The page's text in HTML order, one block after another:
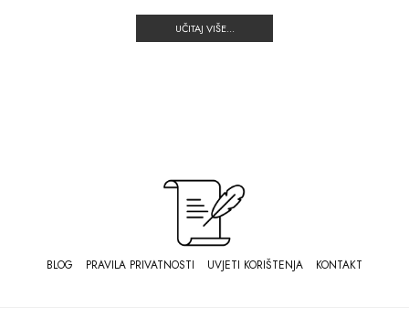
UČITAJ VIŠE...
BLOG PRAVILA PRIVATNOSTI UVJETI KORIŠTENJA KONTAKT